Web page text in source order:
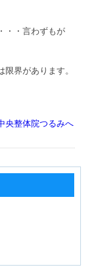
・・言わずもが
界があります。
央整体院つるみへ